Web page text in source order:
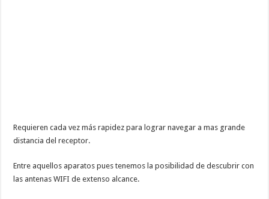
Requieren cada vez más rapidez para lograr navegar a mas grande
distancia del receptor.
Entre aquellos aparatos pues tenemos la posibilidad de descubrir con
las antenas WIFI de extenso alcance.